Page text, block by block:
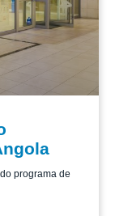
programa de